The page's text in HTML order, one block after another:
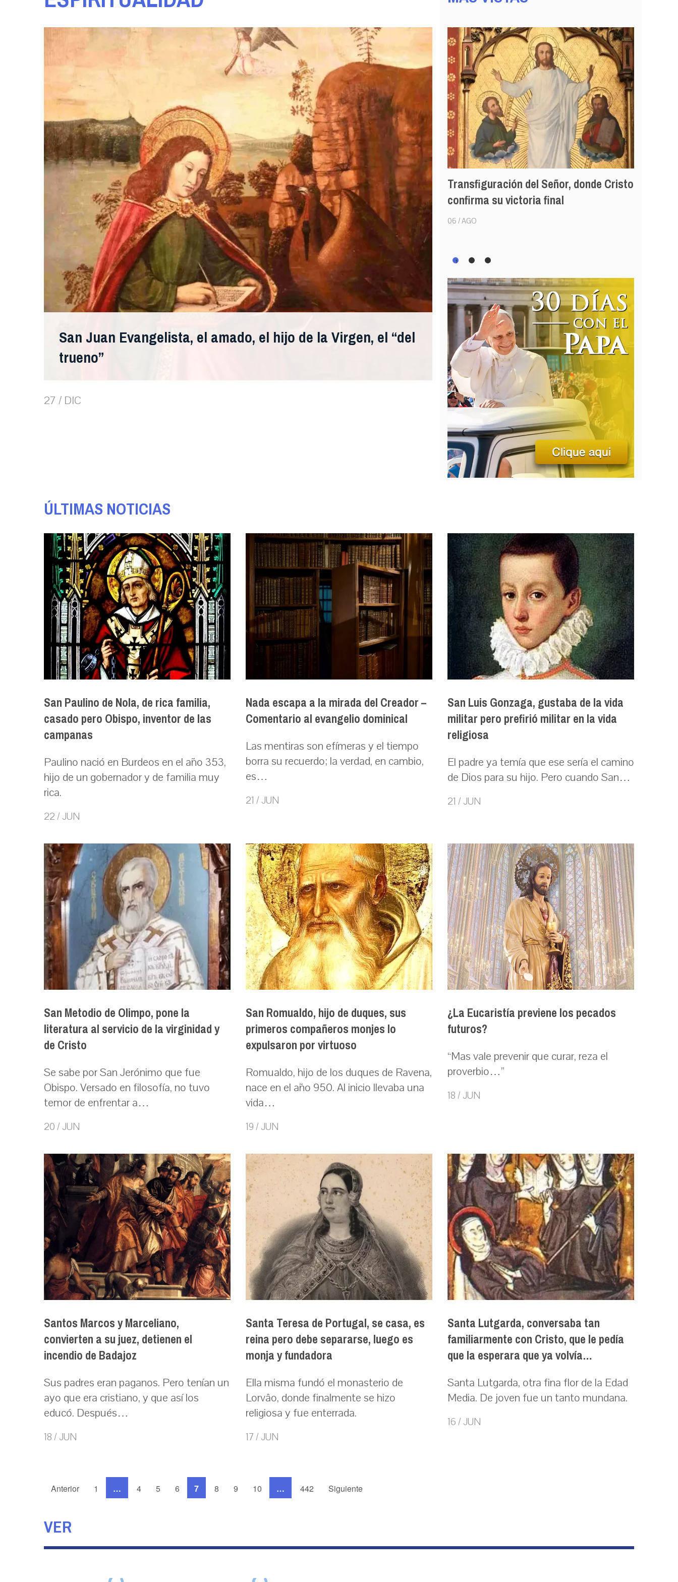
San Juan Evangelista, el amado, el hijo de la Virgen, el “del
trueno”
27 / DIC
¿Cómo debo considerarme a mí
mismo?
04 / AGO
Transfiguración del Señor, donde Cristo
confirma su victoria final
06 / AGO
1 2 3
ÚLTIMAS NOTICIAS
San Paulino de Nola, de rica familia,
casado pero Obispo, inventor de las
campanas
Paulino nació en Burdeos en el año 353,
hijo de un gobernador y de familia muy
rica.
22 / JUN
Nada escapa a la mirada del Creador –
Comentario al evangelio dominical
Las mentiras son efímeras y el tiempo
borra su recuerdo; la verdad, en cambio,
es…
21 / JUN
San Luis Gonzaga, gustaba de la vida
militar pero prefirió militar en la vida
religiosa
El padre ya temía que ese sería el camino
de Dios para su hijo. Pero cuando San…
21 / JUN
San Metodio de Olimpo, pone la
literatura al servicio de la virginidad y
de Cristo
Se sabe por San Jerónimo que fue
Obispo. Versado en filosofía, no tuvo
temor de enfrentar a…
20 / JUN
San Romualdo, hijo de duques, sus
primeros compañeros monjes lo
expulsaron por virtuoso
Romualdo, hijo de los duques de Ravena,
nace en el año 950. Al inicio llevaba una
vida…
19 / JUN
¿La Eucaristía previene los pecados
futuros?
“Mas vale prevenir que curar, reza el
proverbio…”
18 / JUN
Santos Marcos y Marceliano,
convierten a su juez, detienen el
incendio de Badajoz
Sus padres eran paganos. Pero tenían un
ayo que era cristiano, y que así los
educó. Después…
18 / JUN
Santa Teresa de Portugal, se casa, es
reina pero debe separarse, luego es
monja y fundadora
Ella misma fundó el monasterio de
Lorvâo, donde finalmente se hizo
religiosa y fue enterrada.
17 / JUN
Santa Lutgarda, conversaba tan
familiarmente con Cristo, que le pedía
que la esperara que ya volvía…
Santa Lutgarda, otra fina flor de la Edad
Media. De joven fue un tanto mundana.
16 / JUN
Anterior 1 … 4 5 6 7 8 9 10 … 442 Siguiente
VER